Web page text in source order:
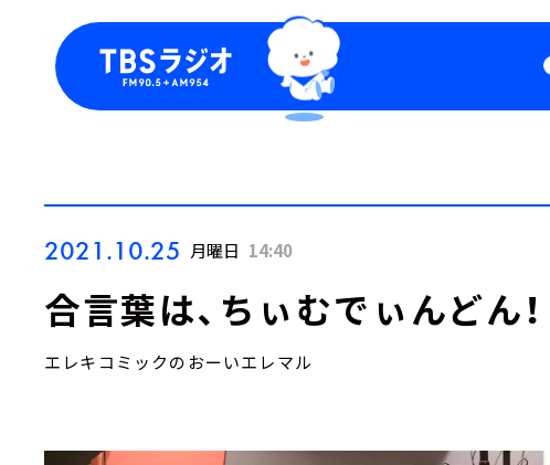
Podcast
2021.10.25 月曜日 14:40
合言葉は、ちぃむでぃんどん！
エレキコミックのおーいエレマル